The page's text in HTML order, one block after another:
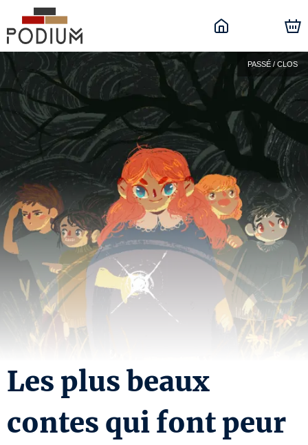
PASSÉ / CLOS
Les plus beaux
contes qui font peur